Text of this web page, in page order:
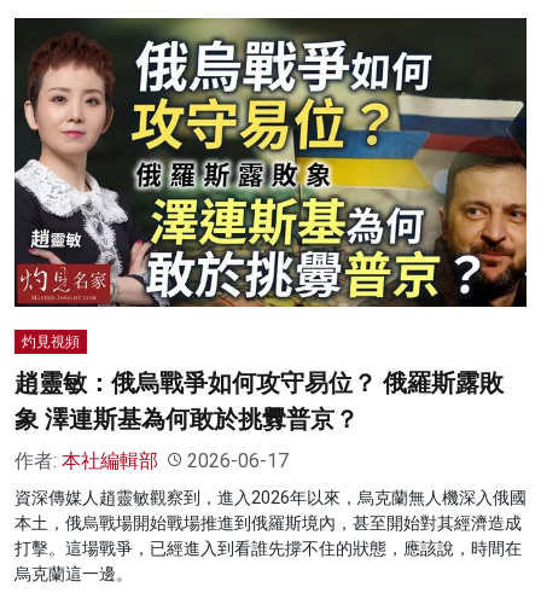
灼見視頻
趙靈敏：俄烏戰爭如何攻守易位？ 俄羅斯露敗
象 澤連斯基為何敢於挑釁普京？
作者: 本社編輯部 2026-06-17
資深傳媒人趙靈敏觀察到，進入2026年以來，烏克蘭無人機深入俄國
本土，俄烏戰場開始戰場推進到俄羅斯境內，甚至開始對其經濟造成
打擊。這場戰爭，已經進入到看誰先撐不住的狀態，應該說，時間在
烏克蘭這一邊。